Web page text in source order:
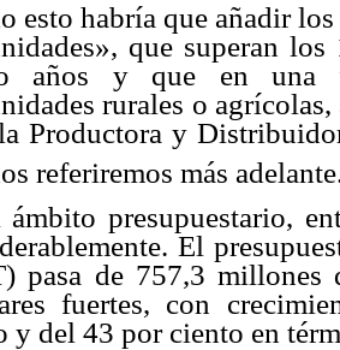
esto habría que añadir
que superan
años y que en una
rurales o
Productora y
referiremos más
ámbito presupuestario,
El
pasa de 757,3 millones
fuertes, con
y del 43 por ciento en